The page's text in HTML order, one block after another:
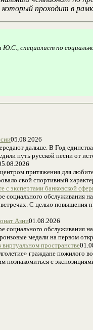
проходит в
Ю.С., специалист по
05.08.2026
дальше. В Год
путь русской песни от
притяжения для
свой спортивный
с экспертами банковской
социального обслуживания
С целью повышения
Азии01.08.2026
социального обслуживания
медали на первом
пространстве
граждане пожилого
познакомиться с